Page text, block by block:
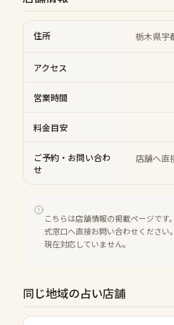
住所 栃木県宇
アクセス
営業時間
料金目安
ご予約・お問い合わ
せ
店舗へ直
こちらは店舗情報の掲載ページで
式窓口へ直接お問い合わせください
現在対応していません。
同じ地域の占い店舗